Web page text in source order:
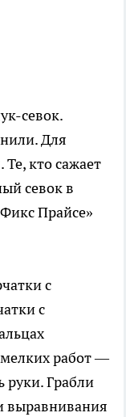
севок.
Для
кто сажает
севок в
Прайсе»
с
с
работ —
руки. Грабли
выравнивания